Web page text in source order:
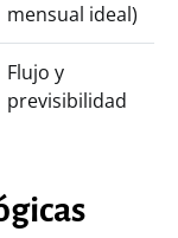
mensual ideal)
Flujo y
previsibilidad